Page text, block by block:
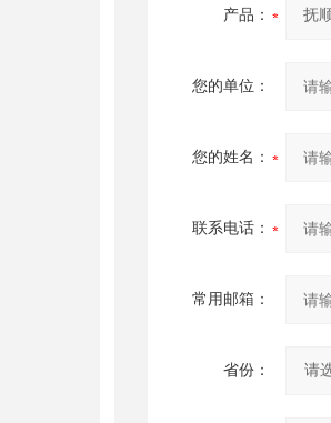
产品：
您的单位：
您的姓名：
联系电话：
常用邮箱：
省份：